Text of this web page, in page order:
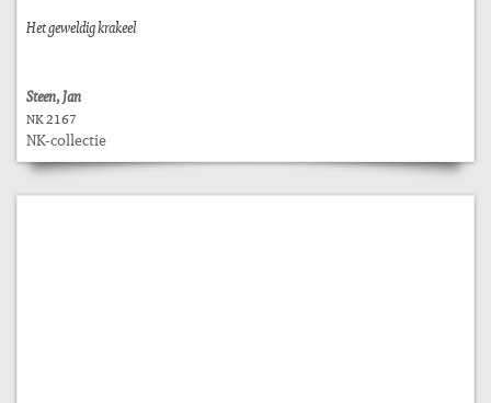
Het geweldig krakeel
Steen, Jan
NK 2167
NK-collectie